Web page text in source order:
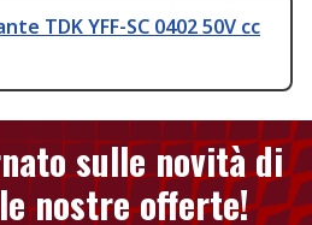
TDK YFF-SC 0402 50V cc
sulle novità di
nostre offerte!